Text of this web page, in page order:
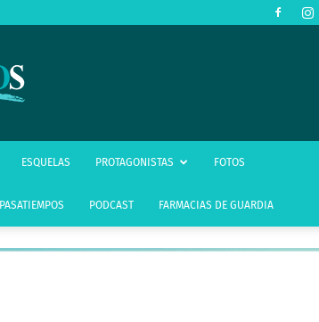
ESQUELAS PROTAGONISTAS FOTOS
PASATIEMPOS PODCAST FARMACIAS DE GUARDIA